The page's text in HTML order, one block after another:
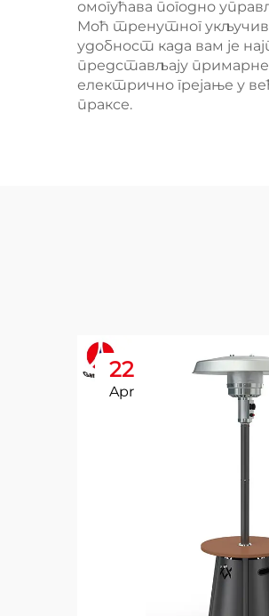
омогућава погодно
Моћ тренутног
удобност када вам је
представљају
електрично грејање у
праксе.
22
Apr